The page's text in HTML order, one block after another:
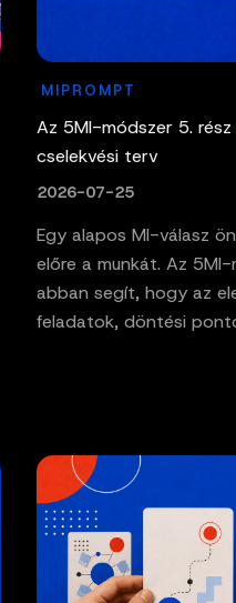
MIPROMPT
Az 5MI-módszer 5.
cselekvési terv
2026-07-25
Egy alapos MI-válasz
előre a munkát. Az
abban segít, hogy az
feladatok, döntési